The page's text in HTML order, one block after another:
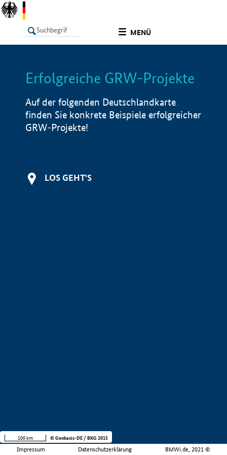
MENÜ
LISTE Info
Erfolgreiche GRW-Projekte
Auf der folgenden Deutschlandkarte
finden Sie konkrete Beispiele erfolgreicher
GRW-Projekte!
LOS GEHT'S
Impressum Datenschutzerklärung BMWi.de, 2021 ©
100 km © Geobasis-DE / BKG 2015